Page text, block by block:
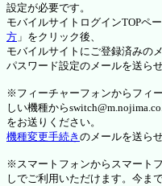
設定が必要です。
モバイルサイトログインTOPペ
方 」をクリック後、
モバイルサイトにご登録済みの
パスワード設定のメールを送ら
※フィーチャーフォンからフィ
しい機種から
をお送りください。
機種変更手続き のメールを送ら
※スマートフォンからスマート
しでご利用いただけます。今ま